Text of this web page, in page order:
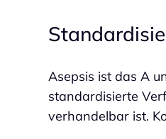
Asepsis ist das A
standardisierte
verhandelbar ist.